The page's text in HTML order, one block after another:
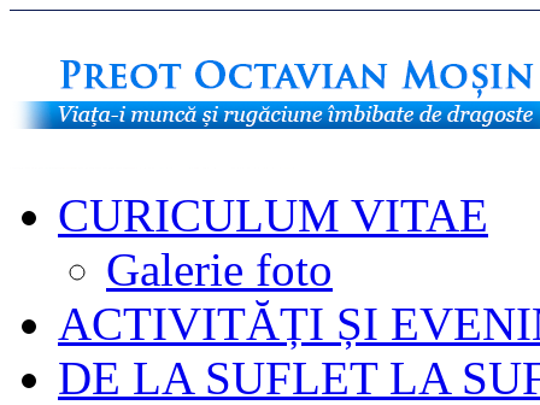
CURICULUM VITAE
Galerie foto
ACTIVITĂȚI ȘI
DE LA SUFLET LA